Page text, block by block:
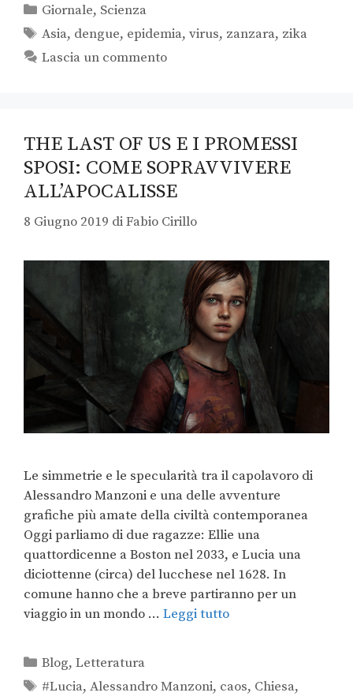
Giornale, Scienza
Asia, dengue, epidemia,virus, zanzara, zika
Lascia un commento
THE LAST OF US E I PROMESSI
SPOSI: COME SOPRAVVIVERE
ALL’APOCALISSE
8 Giugno 2019 diFabio Cirillo
Le simmetrie e le specularità tra il capolavoro di
Alessandro Manzoni e una delle avventure
grafiche più amate della civiltà contemporanea
Oggi parliamo di due ragazze: Ellie una
quattordicenne a Boston nel 2033, e Lucia una
diciottenne (circa) del lucchese nel 1628. In
comune hanno che a breve partiranno per un
viaggio in un mondo … Leggi tutto
Blog,Letteratura
#Lucia,Alessandro Manzoni, caos, Chiesa,